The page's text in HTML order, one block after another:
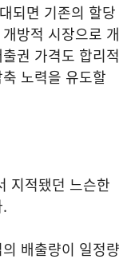
되면 기존의 할당
방적 시장으로 개
권 가격도 합리적
노력을 유도할
지적됐던 느슨한
배출량이 일정량